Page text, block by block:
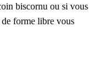
biscornu ou si vous
forme libre vous